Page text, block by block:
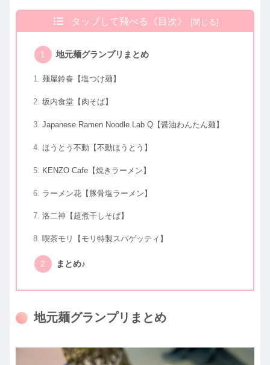
タップして飛べる《目次》
地元麺グランプリまとめ
麺屋鈴春【塩つけ麺】
坂内食堂【肉そば】
Japanese Ramen Noodle Lab Q【醤油わんたん麺】
ほうとう不動【不動ほうとう】
KENZO Cafe【焼きラーメン】
ラーメン花【豚骨塩ラーメン】
洛二神【超煮干しそば】
喫茶モリ【モリ特製スパゲッティ】
まとめ♪
地元麺グランプリまとめ